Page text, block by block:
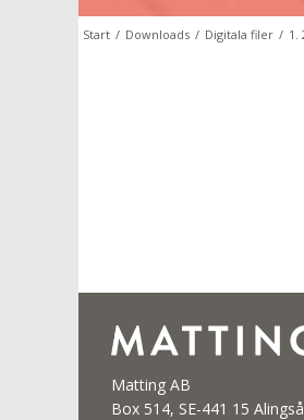
Start / Downloads / Digitala filer / 1.
Matting AB
Box 514, SE-441 15